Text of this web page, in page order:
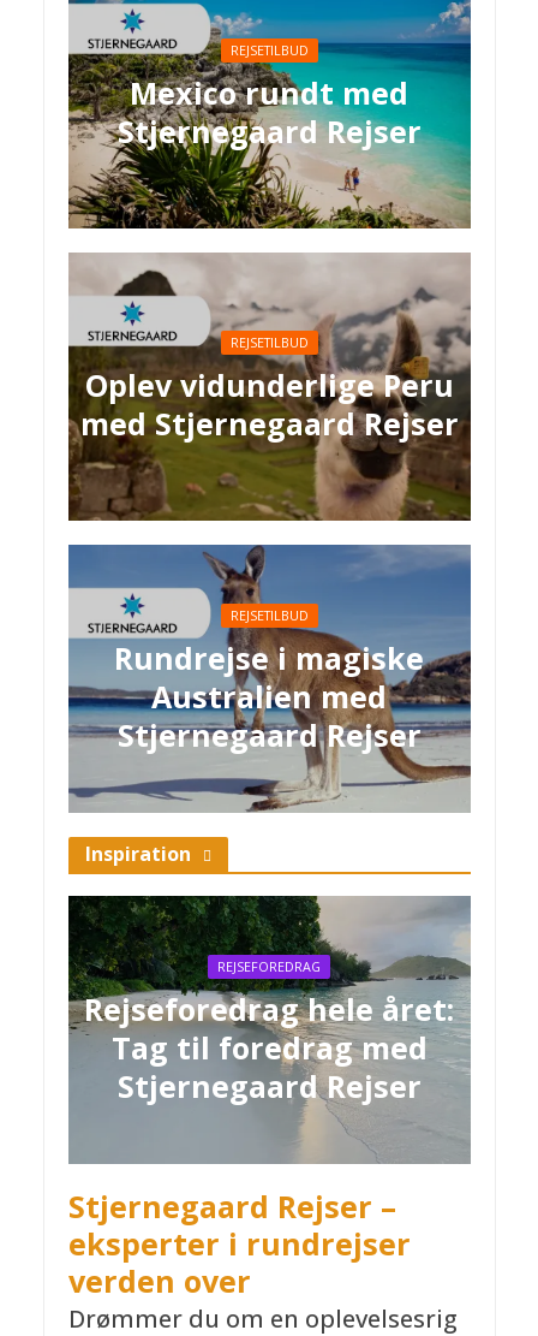
REJSETILBUD
Mexico rundt med
Stjernegaard Rejser
REJSETILBUD
Oplev vidunderlige Peru
med Stjernegaard Rejser
REJSETILBUD
Rundrejse i magiske
Australien med
Stjernegaard Rejser
Inspiration
REJSEFOREDRAG
Rejseforedrag hele året:
Tag til foredrag med
Stjernegaard Rejser
Stjernegaard Rejser –
eksperter i rundrejser
verden over
Drømmer du om en oplevelsesrig